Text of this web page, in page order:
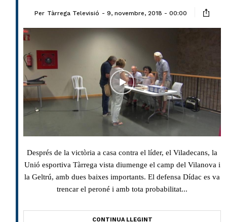
Per Tàrrega Televisió 9, novembre, 2018 - 00:00
Després de la victòria a casa contra el líder, el Viladecans, la
Unió esportiva Tàrrega vista diumenge el camp del Vilanova i
la Geltrú, amb dues baixes importants. El defensa Dídac es va
trencar el peroné i amb tota probabilitat...
CONTINUA LLEGINT